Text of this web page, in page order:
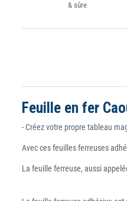
& sûre
Feuille en fer
- Créez votre propre tableau
Avec ces feuilles ferreuses
La feuille ferreuse, aussi